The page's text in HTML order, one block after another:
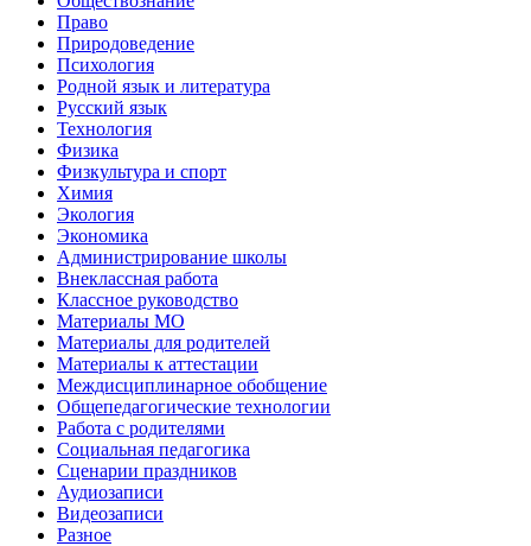
Право
Природоведение
Психология
Родной язык и литература
Русский язык
Технология
Физика
Физкультура и спорт
Химия
Экология
Экономика
Администрирование школы
Внеклассная работа
Классное руководство
Материалы МО
Материалы для родителей
Материалы к аттестации
Междисциплинарное обобщение
Общепедагогические технологии
Работа с родителями
Социальная педагогика
Сценарии праздников
Аудиозаписи
Видеозаписи
Разное